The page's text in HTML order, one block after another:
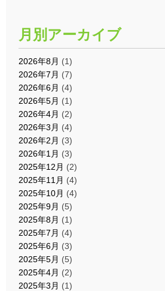
月別アーカイブ
2026年8月 (1)
2026年7月 (7)
2026年6月 (4)
2026年5月 (1)
2026年4月 (2)
2026年3月 (4)
2026年2月 (3)
2026年1月 (3)
2025年12月 (2)
2025年11月 (4)
2025年10月 (4)
2025年9月 (5)
2025年8月 (1)
2025年7月 (4)
2025年6月 (3)
2025年5月 (5)
2025年4月 (2)
2025年3月 (1)